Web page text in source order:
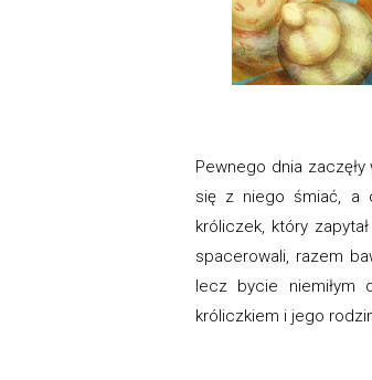
Pewnego dnia
się z niego śmiać, a
króliczek, który
spacerowali, razem
lecz bycie niemiłym
króliczkiem i jego